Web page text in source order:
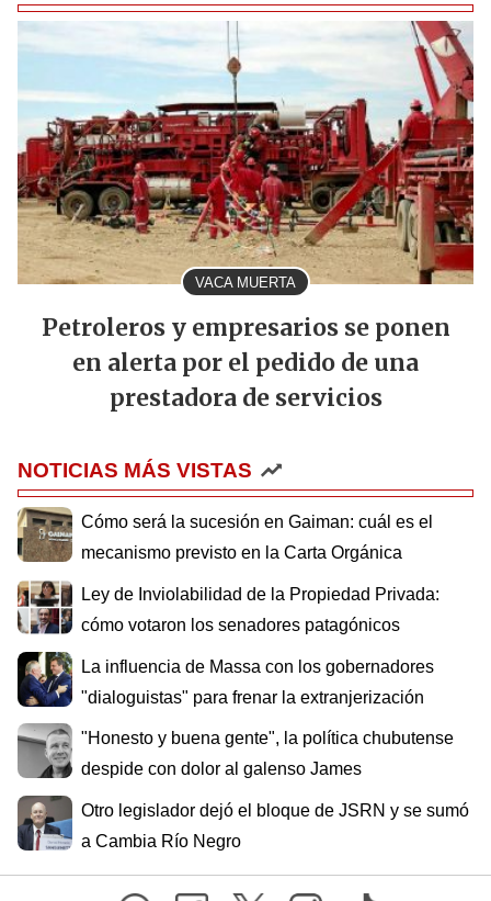
VACA MUERTA
Petroleros y empresarios se ponen
en alerta por el pedido de una
prestadora de servicios
NOTICIAS MÁS VISTAS
Cómo será la sucesión en Gaiman: cuál es el
mecanismo previsto en la Carta Orgánica
Ley de Inviolabilidad de la Propiedad Privada:
cómo votaron los senadores patagónicos
La influencia de Massa con los gobernadores
"dialoguistas" para frenar la extranjerización
"Honesto y buena gente", la política chubutense
despide con dolor al galenso James
Otro legislador dejó el bloque de JSRN y se sumó
a Cambia Río Negro